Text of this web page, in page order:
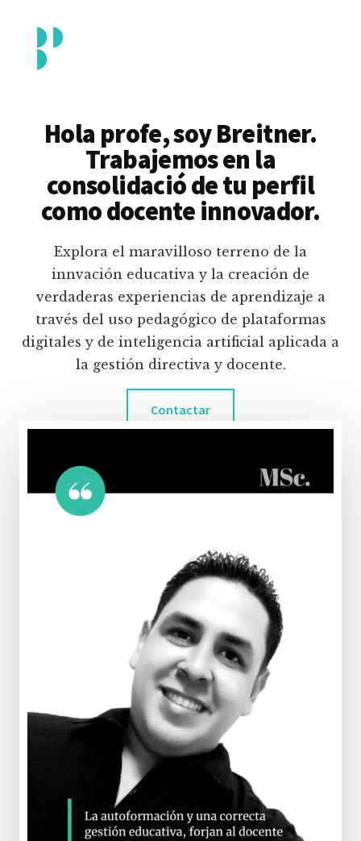
contenido
principal
menu
Piedrahita
docente
pedagógico
educativas
digitales
inteligencia
artificial.
Hola profe, soy Breitner.
Trabajemos en la
consolidació de tu perfil
como docente innovador.
Explora el maravilloso terreno de la
innvación educativa y la creación de
verdaderas experiencias de aprendizaje a
través del uso pedagógico de plataformas
digitales y de inteligencia artificial aplicada a
la gestión directiva y docente.
Contactar